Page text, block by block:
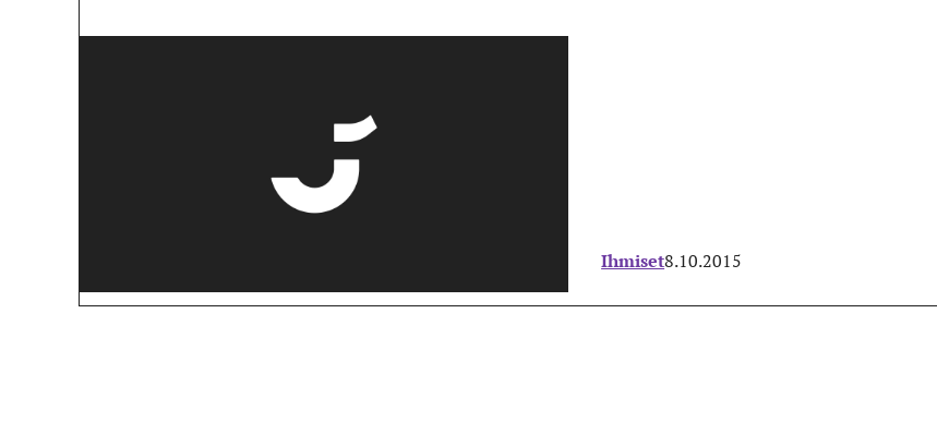
Ihmiset8.10.2015